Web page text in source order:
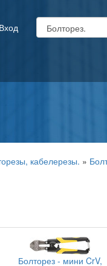
Вход
кабелерезы. »
Болторез - мини CrV,